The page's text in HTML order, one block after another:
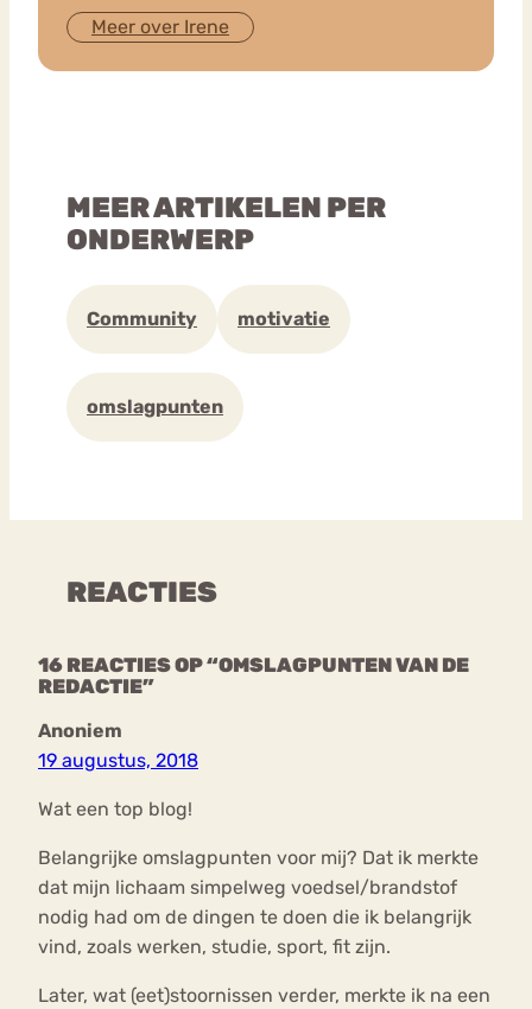
Meer over Irene
MEER ARTIKELEN PER
ONDERWERP
Community motivatie
omslagpunten
REACTIES
16 REACTIES OP “OMSLAGPUNTEN VAN DE
REDACTIE”
Anoniem
19 augustus, 2018
Wat een top blog!
Belangrijke omslagpunten voor mij? Dat ik merkte
dat mijn lichaam simpelweg voedsel/brandstof
nodig had om de dingen te doen die ik belangrijk
vind, zoals werken, studie, sport, fit zijn.
Later, wat (eet)stoornissen verder, merkte ik na een